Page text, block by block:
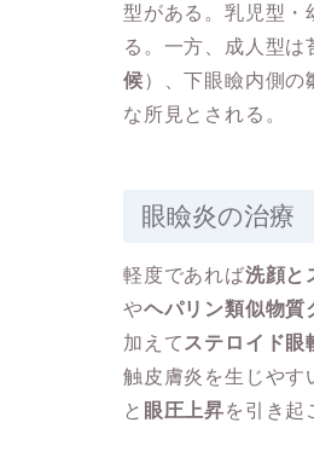
型がある。乳児型・
る。一方、成人型
候）、下眼瞼内側の
な所見とされる。
眼瞼炎の治療
軽度であれば洗顔と
やヘパリン類似物質
加えて ステロイド眼
触皮膚炎を生じやす
と 眼圧上昇を引き起